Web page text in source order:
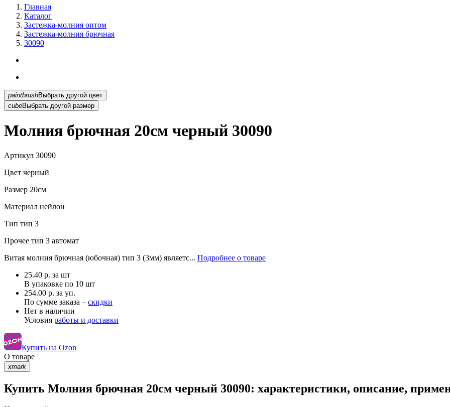
Главная
Каталог
Застежка-молния оптом
Застежка-молния брючная
30090
paintbrush
Выбрать другой цвет
cubeВыбрать другой размер
Молния брючная 20см черный 30090
Артикул 30090
Цвет черный
Размер 20см
Материал нейлон
Тип тип 3
Прочее тип 3 автомат
Витая молния брючная (юбочная) тип 3 (3мм) являетс... Подробнее о товаре
25.40 р. за шт
В упаковке по 10 шт
254.00 р. за уп.
По сумме заказа – скидки
Нет в наличии
Условия работы и доставки
Купить на Ozon
О товаре
xmark
Купить Молния брючная 20см черный 30090: характеристики, описание,